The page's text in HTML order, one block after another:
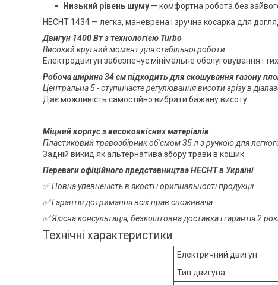
Низький рівень шуму — комфортна робота без
HECHT 1434 — легка, маневрена і зручна косарка для
Двигун 1400 Вт з технологією Turbo
Високий крутний момент для стабільної роботи
Електродвигун забезпечує мінімальне обслуговування і
Робоча ширина 34 см підходить для скошування газону
Центральна 5 - ступінчасте регулювання висоти зрізу в
Дає можливість самостійно вибрати бажану висоту.
Міцний корпус з високоякісних матеріалів
Пластиковий травозбірник об'ємом 35 л з ручкою для
Задній викид як альтернатива збору трави в кошик.
Переваги офіційного представництва HECHT в Україні
✅Повна упевненість в якості і оригінальності продукції
✅ Гарантія дотримання всіх прав споживача
✅ Якісна консультація, безкоштовна доставка і гарантія 2
Технічні характеристики
Електричний двигун
Тип двигуна